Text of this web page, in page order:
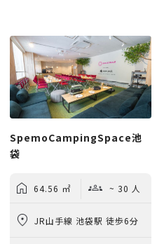
SpemoCampingSpace池
袋
64.56 ㎡ ~ 30 人
JR山手線 池袋駅 徒歩6分